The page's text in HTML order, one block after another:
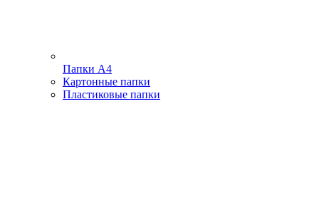
Папки А4
Картонные папки
Пластиковые папки